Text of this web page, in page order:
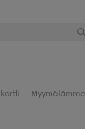
Myymälämme